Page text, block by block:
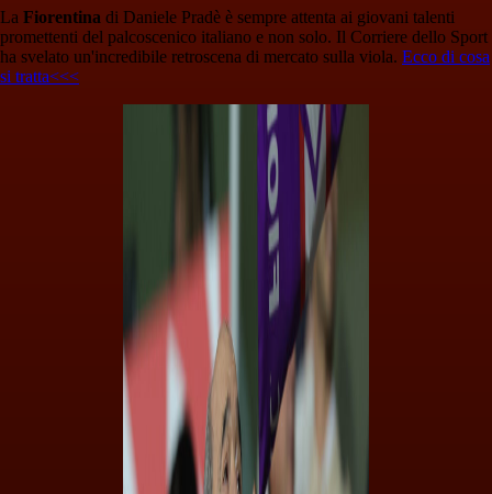
La Fiorentina di Daniele Pradè è sempre attenta ai giovani talenti
promettenti del palcoscenico italiano e non solo. Il Corriere dello Sport
ha svelato un'incredibile retroscena di mercato sulla viola. Ecco di cosa
si tratta<<<